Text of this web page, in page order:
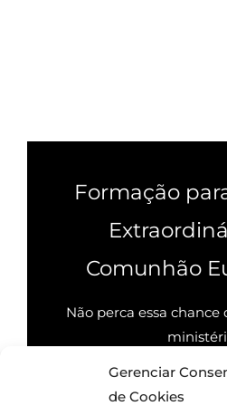
Gerenciar
de Cookies
Formação
Comunhão
Não perca essa chance